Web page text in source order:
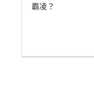
霸凌？